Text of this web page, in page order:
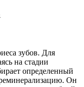
зубов. Для
на стадии
определенный
Он